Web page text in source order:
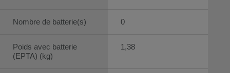
Nombre de batterie(s)
Poids avec batterie
(EPTA) (kg)
0
1,38